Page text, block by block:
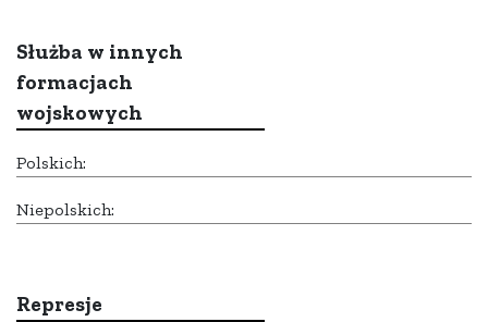
Służba w innych
formacjach
wojskowych
Polskich:
Niepolskich:
Represje